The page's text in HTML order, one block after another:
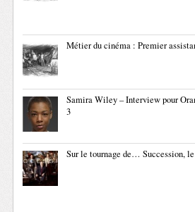
Métier du cinéma : Premier
Samira Wiley – Interview pour
3
Sur le tournage de… Succession,